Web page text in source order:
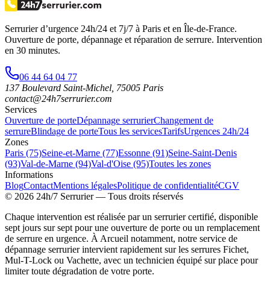
Serrurier d’urgence 24h/24 et 7j/7 à Paris et en Île-de-France.
Ouverture de porte, dépannage et réparation de serrure. Intervention
en 30 minutes.
06 44 64 04 77
137 Boulevard Saint-Michel 75005 Paris
contact@24h7serrurier.com
Services
Ouverture de porteDépannage serrurierChangement de
serrureBlindage de porteTous les servicesTarifsUrgences 24h/24
Zones
Paris (75)Seine-et-Marne (77)Essonne (91)Seine-Saint-Denis
(93)Val-de-Marne (94)Val-d'Oise (95)Toutes les zones
Informations
BlogContactMentions légalesPolitique de confidentialitéCGV
© 2026 24h/7 Serrurier— Tous droits réservés
Chaque intervention est réalisée par un serrurier certifié, disponible
sept jours sur sept pour une ouverture de porte ou un remplacement
de serrure en urgence. À Arcueil notamment, notre service de
dépannage serrurier intervient rapidement sur les serrures Fichet,
Mul-T-Lock ou Vachette, avec un technicien équipé sur place pour
limiter toute dégradation de votre porte.